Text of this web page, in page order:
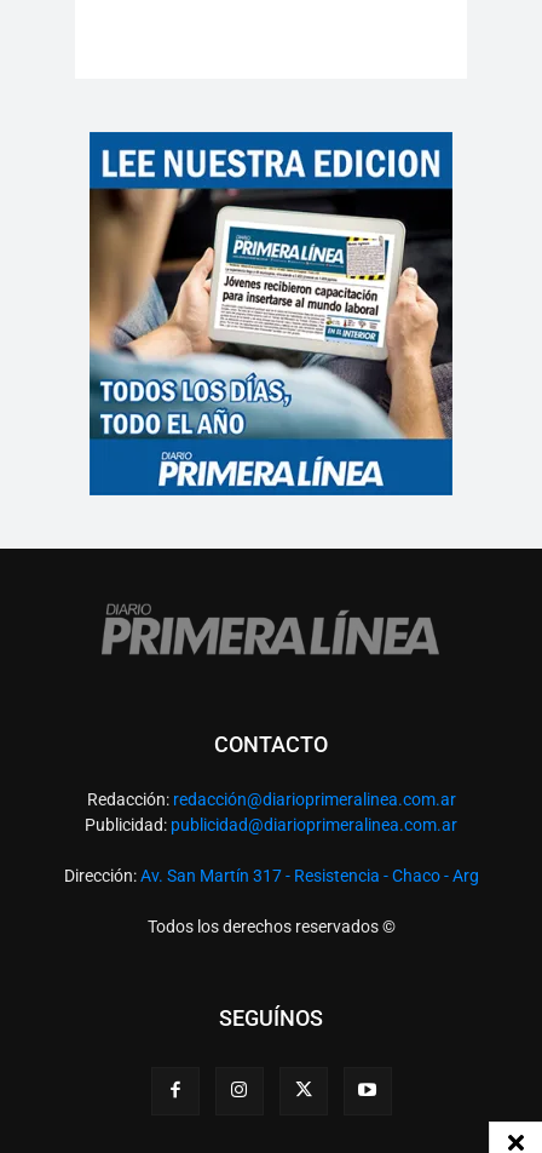
CONTACTO
Redacción: redacción@diarioprimeralinea.com.ar
Publicidad: publicidad@diarioprimeralinea.com.ar
Dirección:Av. San Martín 317 - Resistencia - Chaco - Arg
Todos los derechos reservados ©
SEGUÍNOS